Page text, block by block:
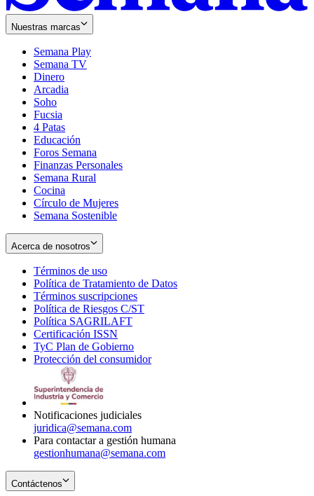
Nuestras marcas
Semana Play
Semana TV
Dinero
Arcadia
Soho
in
new
window
Fucsia
in
new
window
4 Patas
Educación
Foros Semana
Finanzas Personales
Semana Rural
Cocina
Círculo de Mujeres
Semana Sostenible
Acerca de nosotros
Términos de uso
in
new
window
Política de Tratamiento de Datos
Términos suscripciones
in
Política de Riesgos C/ST
Política SAGRILAFT
new
window
Certificación ISSN
in
new
TyC Plan de Gobierno
in
Protección del consumidorOpens
Notificaciones judiciales
juridica@semana.com
Para contactar a gestión humana
gestionhumana@semana.com
Contáctenos